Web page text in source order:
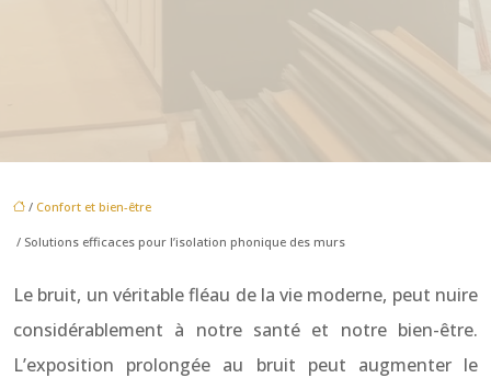
/ Confort et bien-être
/ Solutions efficaces pour l’isolation phonique des murs
Le bruit, un véritable fléau de la vie moderne, peut nuire
considérablement à notre santé et notre bien-être.
L’exposition prolongée au bruit peut augmenter le